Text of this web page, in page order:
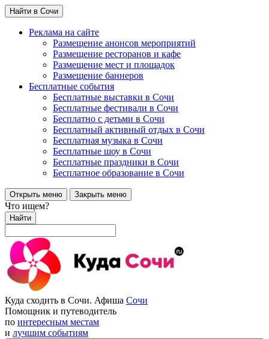
Найти в Сочи
Реклама на сайте
Размещение анонсов мероприятий
Размещение ресторанов и кафе
Размещение мест и площадок
Размещение баннеров
Бесплатные события
Бесплатные выставки в Сочи
Бесплатные фестивали в Сочи
Бесплатно с детьми в Сочи
Бесплатный активный отдых в Сочи
Бесплатная музыка в Сочи
Бесплатные шоу в Сочи
Бесплатные праздники в Сочи
Бесплатное образование в Сочи
Открыть меню Закрыть меню
Что ищем?
Найти
Куда сходить в Сочи. Афиша Сочи
Помощник и путеводитель
по интересным местам
и лучшим событиям